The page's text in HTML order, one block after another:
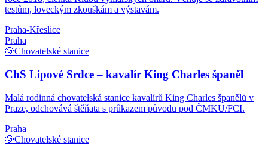
testům, loveckým zkouškám a výstavám.
Praha-Křeslice
Praha
🐶Chovatelské stanice
ChS Lipové Srdce – kavalír King Charles španěl
Malá rodinná chovatelská stanice kavalírů King Charles španělů v
Praze, odchovává štěňata s průkazem původu pod ČMKU/FCI.
Praha
🐶Chovatelské stanice